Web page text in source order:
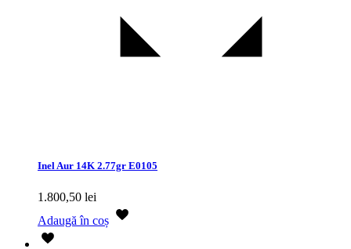
Inel Aur 14K 2.77gr E0105
1.800,50 lei
Adaugă în coș